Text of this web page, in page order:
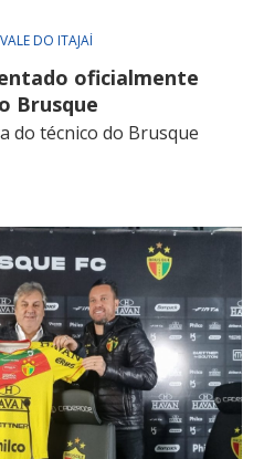
VALE DO ITAJAÍ
oficialmente
Brusque
do técnico do Brusque